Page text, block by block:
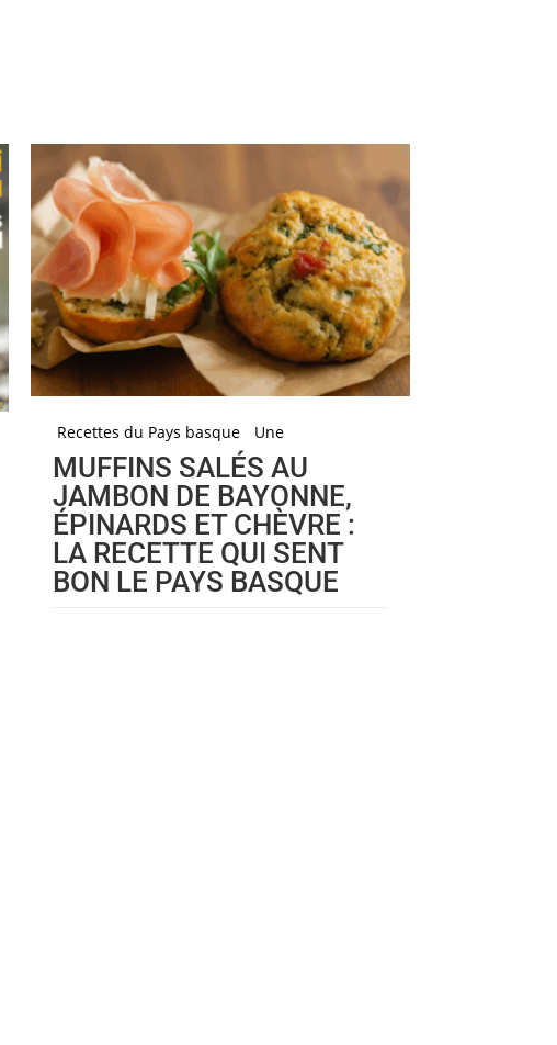
Recettes du Pays basque Une
MUFFINS SALÉS AU
JAMBON DE BAYONNE,
ÉPINARDS ET CHÈVRE :
LA RECETTE QUI SENT
BON LE PAYS BASQUE